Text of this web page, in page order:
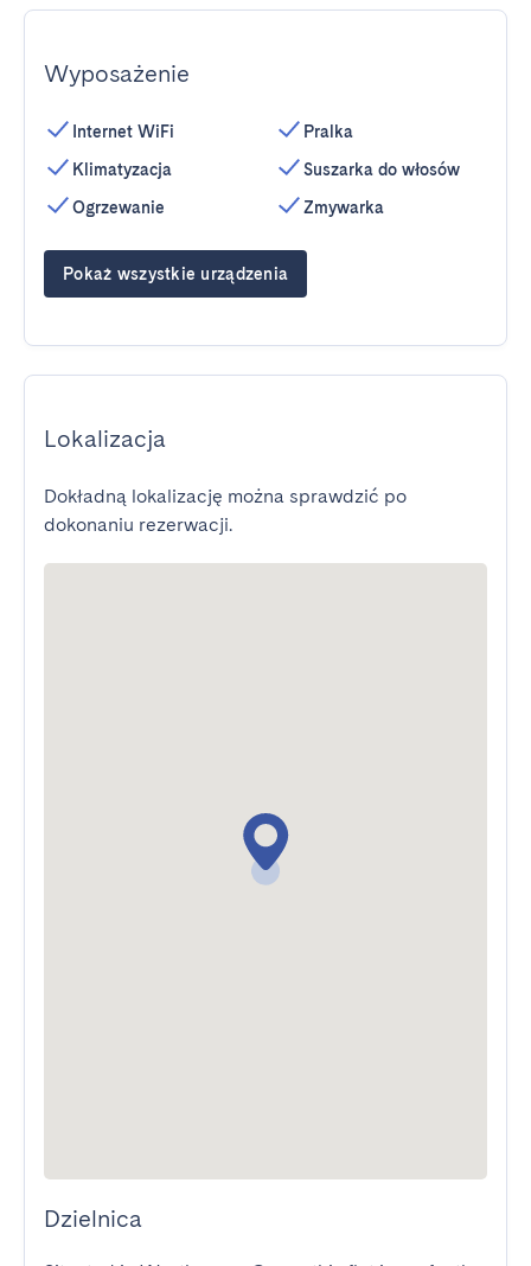
Wyposażenie
Internet WiFi
Klimatyzacja
Ogrzewanie
Pralka
Suszarka do włosów
Zmywarka
Pokaż wszystkie urządzenia
Lokalizacja
Dokładną lokalizację można sprawdzić po
dokonaniu rezerwacji.
Dzielnica